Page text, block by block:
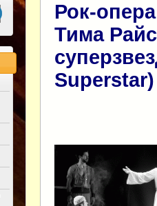
Рок-
Тима
Superstar)